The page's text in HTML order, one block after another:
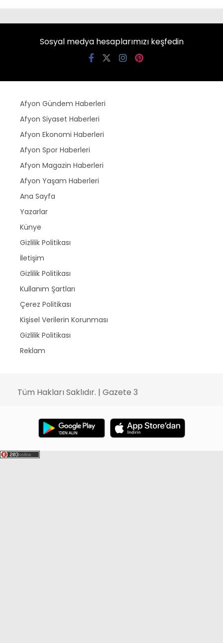
Sosyal medya hesaplarımızı keşfedin
Afyon Gündem Haberleri
Afyon Siyaset Haberleri
Afyon Ekonomi Haberleri
Afyon Spor Haberleri
Afyon Magazin Haberleri
Afyon Yaşam Haberleri
Ana Sayfa
Yazarlar
Künye
Gizlilik Politikası
İletişim
Gizlilik Politikası
Kullanım Şartları
Çerez Politikası
Kişisel Verilerin Korunması
Gizlilik Politikası
Reklam
Tüm Hakları Saklıdır. | Gazete 3